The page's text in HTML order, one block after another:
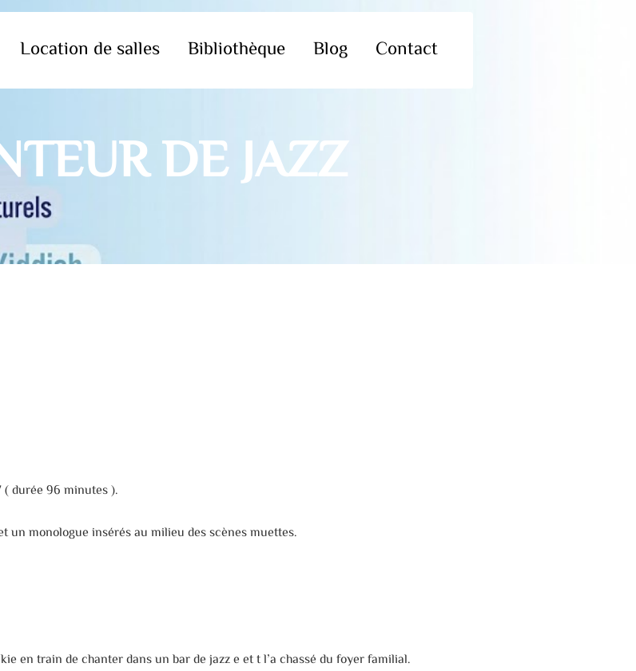
Location de salles Bibliothèque Blog Contact
DE JAZZ
durée 96 minutes ).
monologue insérés au milieu des scènes muettes.
en train de chanter dans un bar de jazz e et t l’a chassé du foyer familial.